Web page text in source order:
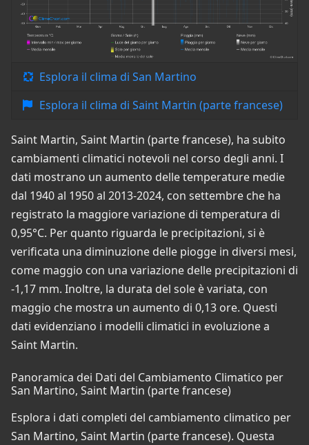
Esplora il clima di San Martino
Esplora il clima di Saint Martin (parte francese)
Saint Martin, Saint Martin (parte francese), ha subito
cambiamenti climatici notevoli nel corso degli anni. I
dati mostrano un aumento delle temperature medie
dal 1940 al 1950 al 2013-2024, con settembre che ha
registrato la maggiore variazione di temperatura di
0,95°C. Per quanto riguarda le precipitazioni, si è
verificata una diminuzione delle piogge in diversi mesi,
come maggio con una variazione delle precipitazioni di
-1,17 mm. Inoltre, la durata del sole è variata, con
maggio che mostra un aumento di 0,13 ore. Questi
dati evidenziano i modelli climatici in evoluzione a
Saint Martin.
Panoramica dei Dati del Cambiamento Climatico per
San Martino, Saint Martin (parte francese)
Esplora i dati completi del cambiamento climatico per
San Martino, Saint Martin (parte francese). Questa